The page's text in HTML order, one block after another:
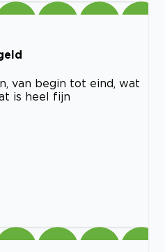
van begin tot eind, wat
is heel fijn